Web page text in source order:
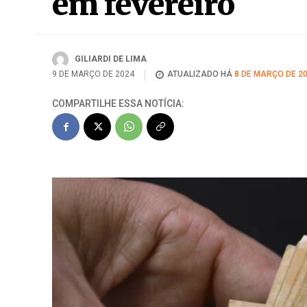
GILIARDI DE LIMA
9 DE MARÇO DE 2024
ATUALIZADO HÁ 8 DE MARÇO DE
COMPARTILHE ESSA NOTÍCIA: